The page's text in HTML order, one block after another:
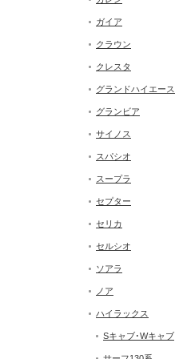
ガイア
クラウン
クレスタ
グランドハイエース
グランビア
サイノス
スパシオ
スープラ
セプター
セリカ
セルシオ
ソアラ
ノア
ハイラックス
Sキャブ･Wキャブ